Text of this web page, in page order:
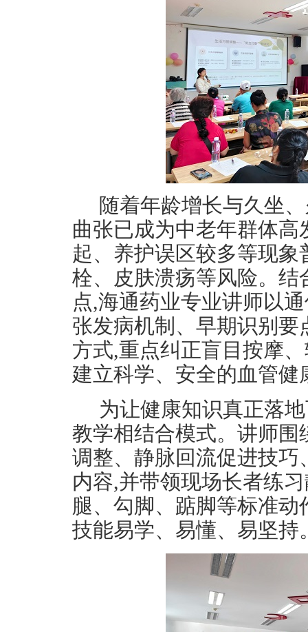
随着年龄增长与久坐
曲张已成为中老年群体
起、养护误区较多等现
栓、皮肤溃疡等风险。
点,海通药业专业讲师以
张发病机制、早期识别
方式,重点纠正盲目按摩
建立科学、安全的血管健
为让健康知识真正落
教学相结合模式。讲师
调整、静脉回流促进技
内容,并带领现场长者练
腿、勾脚、踮脚等标准
技能易学、易懂、易坚持